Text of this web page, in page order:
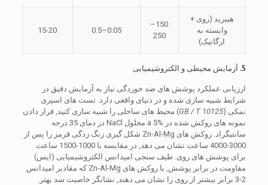
هیبرید (روی +
وابسته به
ارگانیک)
150–
250
0.05–0.5
15-20
5. آزمایش محیطی و الکتروشیمیایی
ارزیابی عملکرد پوشش های ضد خوردگی نیاز به آزمایش دقیق در
شرایط شبیه سازی شده و در دنیای واقعی دارد. تست های اسپری
نمکی (GB / T 10125) محیط های ساحلی را شبیه سازی کنید, قرار دادن
نمونه های روکش شده در a 5% محلول NaCl در دمای 35 درجه
سانتیگراد. روکش های Zn-Al-Mg شکل گیری زنگ زدگی قرمز را پس از
3000-4000 ساعت نشان می دهد, در مقایسه با 1000-1500 ساعت
برای پوشش های روی. طیف سنجی امپدانس الکتروشیمیایی (ایس)
مقاومت در برابر پوشش, با روکش های Zn-Al-Mg که مقادیر امپدانس
2-3 برابر بیشتر از روی را نشان می دهند, نشانگر خاصیت سد بهتر.